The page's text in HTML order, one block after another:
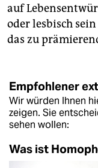
auf
oder lesbisch
das zu
Empfohlener
Wir würden Ihnen
zeigen. Sie
sehen wollen:
Was ist